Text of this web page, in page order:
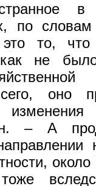
в
по
это то, что
не
оно
– А